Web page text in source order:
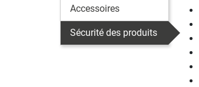
Accessoires
Sécurité des produits